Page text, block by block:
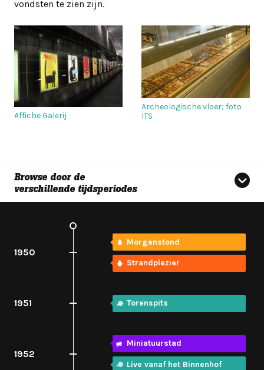
Browse door de
verschillende tijdsperiodes
1950
Morgenstond
Strandplezier
1951 Torenspits
1952
Miniatuurstad
Live vanaf het Binnenhof
vondsten te zien zijn.
Affiche Galerij
Archeologische vloer; foto
ITS